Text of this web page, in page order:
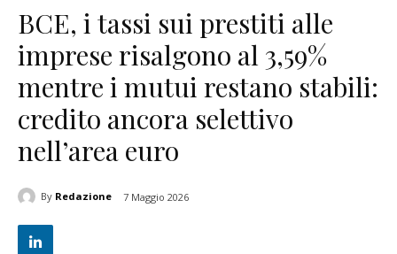
BCE, i tassi sui prestiti alle
imprese risalgono al 3,59%
mentre i mutui restano stabili:
credito ancora selettivo
nell’area euro
By Redazione 7 Maggio 2026